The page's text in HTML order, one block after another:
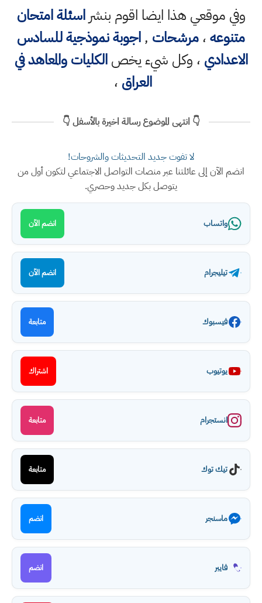
وفي موقعي هذا ايضا اقوم بنشراسئلة امتحان
متنوعه،مرشحات ,اجوبة نموذجية للسادس
الاعدادي ، وكل شيء يخصالكليات والمعاهد في
العراق ،
👇 انتهى الموضوع رسالة اخيرة بالأسفل 👇
لا تفوت جديد التحديثات والشروحات!
انضم الآن إلى عائلتنا عبر منصات التواصل الاجتماعي لتكون أول من
يتوصل بكل جديد وحصري.
واتساب انضم الآن
تيليجرام انضم الآن
فيسبوك متابعة
يوتيوب اشتراك
انستجرام متابعة
تيك توك متابعة
ماسنجر انضم
فايبر انضم